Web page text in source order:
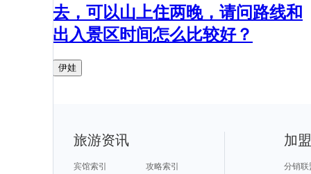
去，可以山上住两晚，请问路线和
出入景区时间怎么比较好？
伊娃
旅游资讯
宾馆索引
攻略索引
加
分销联